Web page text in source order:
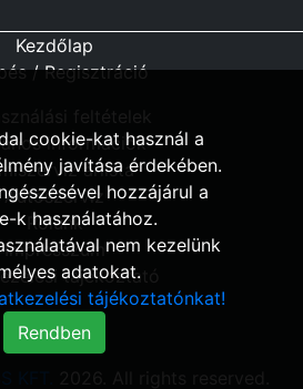
Kezdőlap
/ Regisztráció
információk
árlista
Autószerviz
Rólunk
Impresszum
tájékoztató
cookie-kat használ a
javítása érdekében.
hozzájárul a
k használatához.
nem kezelünk
adatokat.
tájékoztatónkat!